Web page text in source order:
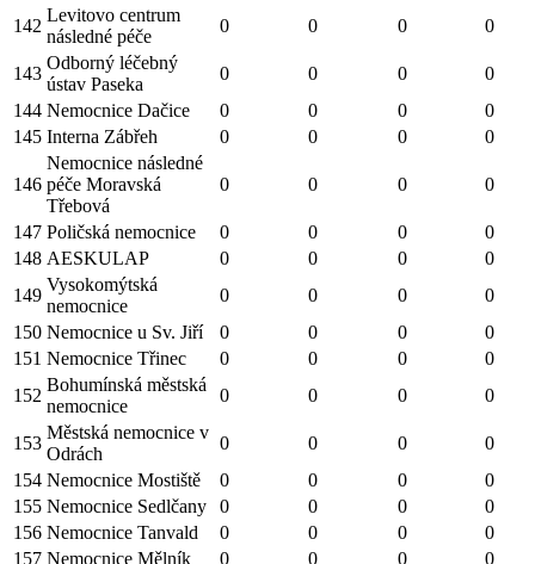
142
Levitovo centrum
následné péče
0 0 0 0
143
Odborný léčebný
ústav Paseka
0 0 0
0
144 Nemocnice Dačice 0 0 0
0
145 Interna Zábřeh 0 0 0 0
146
Nemocnice následné
péče Moravská
Třebová
0 0 0 0
147 Poličská nemocnice 0 0 0
0
148 AESKULAP 0 0 0
0
149
Vysokomýtská
nemocnice
0 0 0
0
150 Nemocnice u Sv. Jiří 0 0 0
0
151 Nemocnice Třinec 0 0 0
0
152
Bohumínská městská
nemocnice
0 0 0 0
153
Městská nemocnice v
Odrách
0 0 0
0
154 Nemocnice Mostiště 0 0 0
0
155 Nemocnice Sedlčany 0 0 0
0
156 Nemocnice Tanvald 0 0 0
0
157 Nemocnice Mělník 0 0 0 0